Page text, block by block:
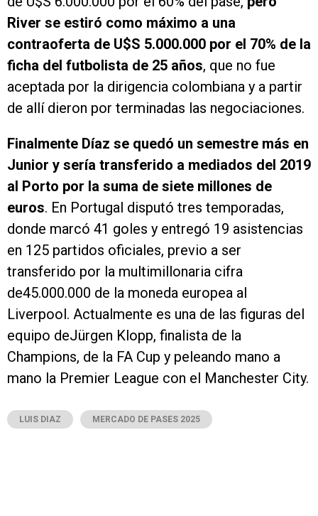
River se estiró como máximo a una
contraoferta de U$S 5.000.000 por el 70% de la
ficha del futbolista de 25 años, que no fue
aceptada por la dirigencia colombiana y a partir
de allí dieron por terminadas las negociaciones.
Finalmente Díaz se quedó un semestre más en
Junior y sería transferido a mediados del 2019
al Porto por la suma de siete millones de
euros. En Portugal disputó tres temporadas,
donde marcó 41 goles y entregó 19 asistencias
en 125 partidos oficiales, previo a ser
transferido por la multimillonaria cifra
de45.000.000 de la moneda europea al
Liverpool. Actualmente es una de las figuras del
equipo deJürgen Klopp, finalista de la
Champions, de la FA Cup y peleando mano a
mano la Premier League con el Manchester City.
LUIS DIAZ MERCADO DE PASES 2025